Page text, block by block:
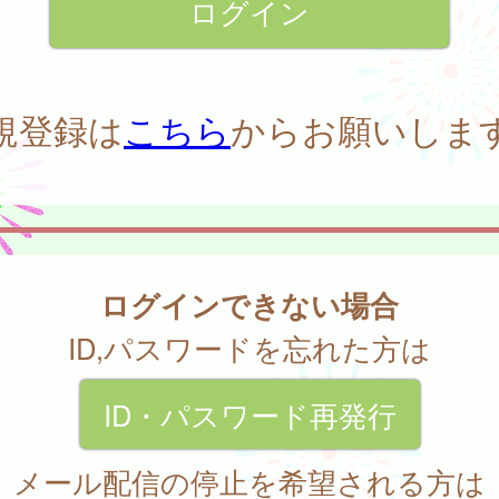
登録はこちらからお願いしま
ログインできない場合
ID,パスワードを忘れた方は
ID・パスワード再発行
メール配信の停止を希望される方は